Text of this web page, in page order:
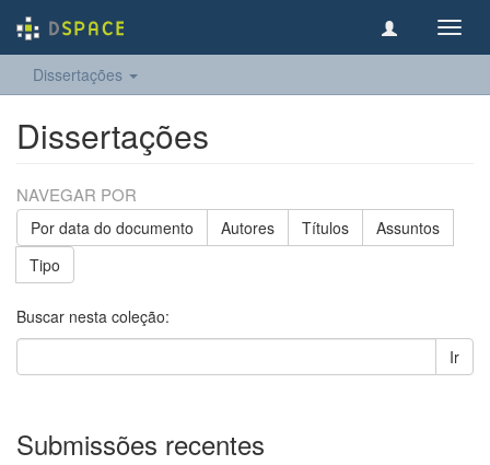
Dissertações
Dissertações
NAVEGAR POR
Por data do documento Autores Títulos
Assuntos
Tipo
Buscar nesta coleção:
Ir
Submissões recentes